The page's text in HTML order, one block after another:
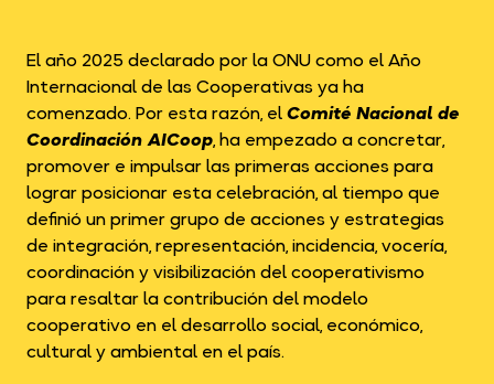
El año 2025 declarado por la ONU como el Año
Internacional de las Cooperativas ya ha
comenzado. Por esta razón, elComité Nacional de
Coordinación AICoop, ha empezado a concretar,
promover e impulsar las primeras acciones para
lograr posicionar esta celebración, al tiempo que
definió un primer grupo de acciones y estrategias
de integración, representación, incidencia, vocería,
coordinación y visibilización del cooperativismo
para resaltar la contribución del modelo
cooperativo en el desarrollo social, económico,
cultural y ambiental en el país.